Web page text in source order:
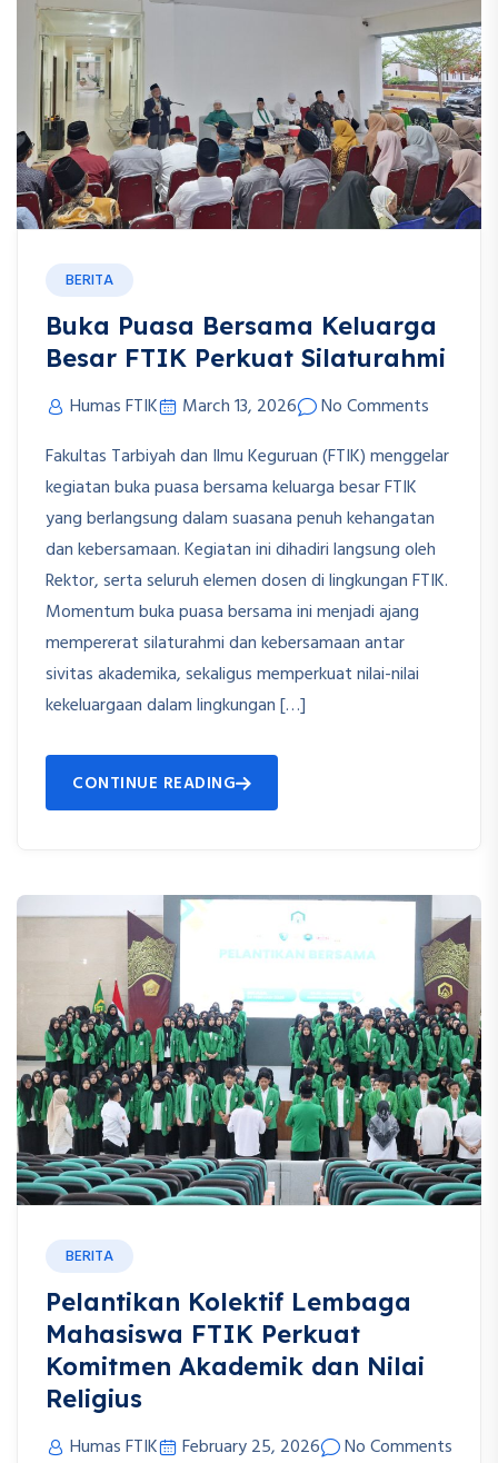
BERITA
Buka Puasa Bersama Keluarga
Besar FTIK Perkuat Silaturahmi
Humas FTIK March 13, 2026
No Comments
Fakultas Tarbiyah dan Ilmu Keguruan (FTIK) menggelar
kegiatan buka puasa bersama keluarga besar FTIK
yang berlangsung dalam suasana penuh kehangatan
dan kebersamaan. Kegiatan ini dihadiri langsung oleh
Rektor, serta seluruh elemen dosen di lingkungan FTIK.
Momentum buka puasa bersama ini menjadi ajang
mempererat silaturahmi dan kebersamaan antar
sivitas akademika, sekaligus memperkuat nilai-nilai
kekeluargaan dalam lingkungan […]
CONTINUE READING
BERITA
Pelantikan Kolektif Lembaga
Mahasiswa FTIK Perkuat
Komitmen Akademik dan Nilai
Religius
Humas FTIK February 25, 2026
No Comments